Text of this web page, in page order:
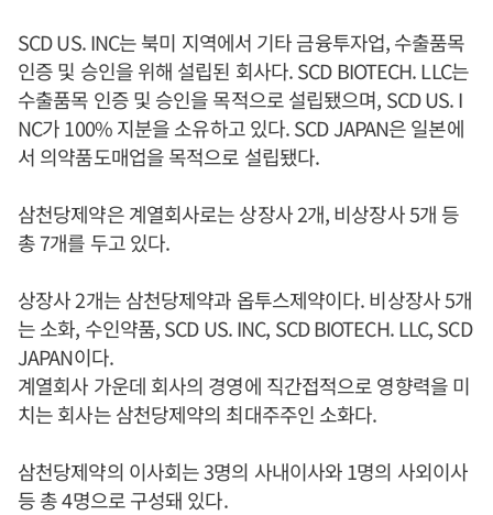
SCD US. INC는 북미 지역에서 기타 금융투자업, 수출품목
인증 및 승인을 위해 설립된 회사다. SCD BIOTECH. LLC는
수출품목 인증 및 승인을 목적으로 설립됐으며, SCD US. I
NC가 100% 지분을 소유하고 있다. SCD JAPAN은 일본에
서 의약품도매업을 목적으로 설립됐다.
삼천당제약은 계열회사로는 상장사 2개, 비상장사 5개 등
총 7개를 두고 있다.
상장사 2개는 삼천당제약과 옵투스제약이다. 비상장사 5개
는 소화, 수인약품, SCD US. INC, SCD BIOTECH. LLC, SCD
JAPAN이다.
계열회사 가운데 회사의 경영에 직간접적으로 영향력을 미
치는 회사는 삼천당제약의 최대주주인 소화다.
삼천당제약의 이사회는 3명의 사내이사와 1명의 사외이사
등 총 4명으로 구성돼 있다.